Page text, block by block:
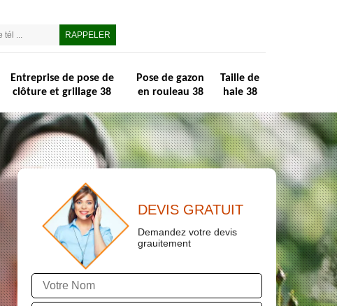
Entreprise de pose de
clôture et grillage 38
Pose de gazon
en rouleau 38
Taille de
haie 38
DEVIS GRATUIT
Demandez votre devis
grauitement